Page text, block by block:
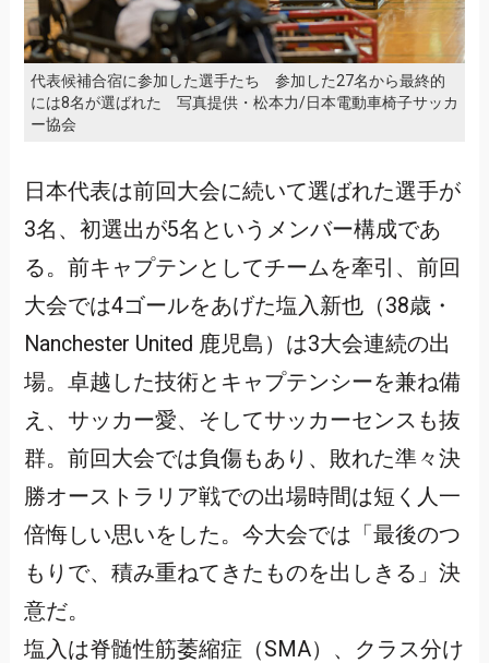
代表候補合宿に参加した選手たち 参加した27名から最終的
には8名が選ばれた 写真提供・松本力/日本電動車椅子サッカ
ー協会
日本代表は前回大会に続いて選ばれた選手が
3名、初選出が5名というメンバー構成であ
る。前キャプテンとしてチームを牽引、前回
大会では4ゴールをあげた塩入新也（38歳・
Nanchester United 鹿児島）は3大会連続の出
場。卓越した技術とキャプテンシーを兼ね備
え、サッカー愛、そしてサッカーセンスも抜
群。前回大会では負傷もあり、敗れた準々決
勝オーストラリア戦での出場時間は短く人一
倍悔しい思いをした。今大会では「最後のつ
もりで、積み重ねてきたものを出しきる」決
意だ。
塩入は脊髄性筋萎縮症（SMA）、クラス分け